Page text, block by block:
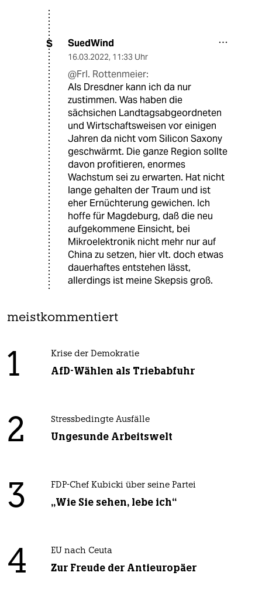
S SuedWind
16.03.2022, 11:33 Uhr
@Frl. Rottenmeier:
Als Dresdner kann ich da nur
zustimmen. Was haben die
sächsichen Landtagsabgeordneten
und Wirtschaftsweisen vor einigen
Jahren da nicht vom Silicon Saxony
geschwärmt. Die ganze Region sollte
davon profitieren, enormes
Wachstum sei zu erwarten. Hat nicht
lange gehalten der Traum und ist
eher Ernüchterung gewichen. Ich
hoffe für Magdeburg, daß die neu
aufgekommene Einsicht, bei
Mikroelektronik nicht mehr nur auf
China zu setzen, hier vlt. doch etwas
dauerhaftes entstehen lässt,
allerdings ist meine Skepsis groß.
meistkommentiert
1 Krise der Demokratie
AfD-Wählen als Triebabfuhr
2 Stressbedingte Ausfälle
Ungesunde Arbeitswelt
3 FDP-Chef Kubicki über seine Partei
„Wie Sie sehen, lebe ich“
4 EU nach Ceuta
Zur Freude der Antieuropäer